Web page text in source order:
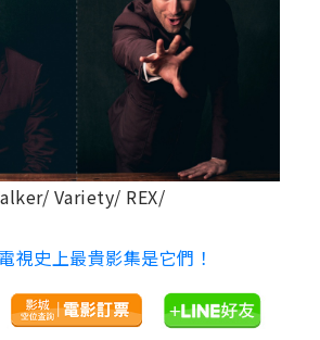
Variety/ REX/
視史上最貴影集是它們！